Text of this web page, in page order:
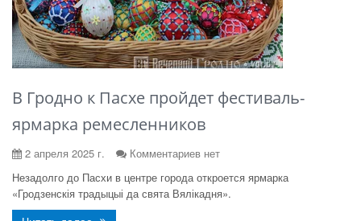
В Гродно к Пасхе пройдет фестиваль-
ярмарка ремесленников
2 апреля 2025 г.
Комментариев нет
Незадолго до Пасхи в центре города откроется ярмарка
«Гродзенскія традыцыі да свята Вялікадня».